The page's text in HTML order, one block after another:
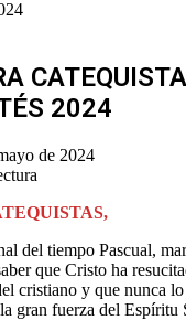
2024
de 2024
del tiempo Pascual,
que Cristo ha
cristiano y que nunca
gran fuerza del Espíritu